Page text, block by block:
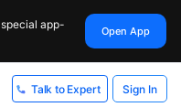
app-
Open App
Talk to Expert Sign In